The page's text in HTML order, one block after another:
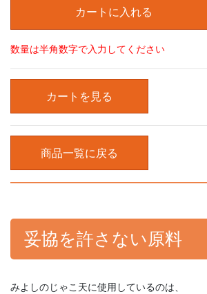
数量は半角数字で入力してください
カートを見る
商品一覧に戻る
妥協を許さない原料
みよしのじゃこ天に使用しているのは、